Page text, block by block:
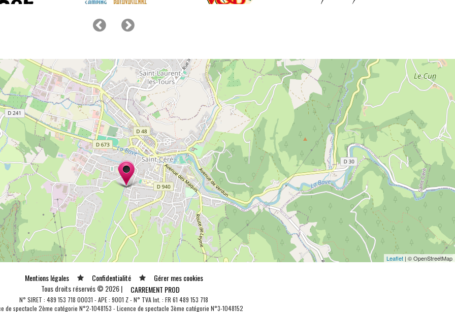
Leaflet | © OpenStreetMap
Mentions légales Confidentialité
Gérer mes cookies
Tous droits réservés © 2026 |
CARREMENT PROD
N° SIRET : 489 153 718 00031 - APE : 9001 Z - N° TVA Int. : FR 61 489 153 718
de spectacle 2ème catégorie N°2-1048153 - Licence de spectacle 3ème catégorie N°3-1048152